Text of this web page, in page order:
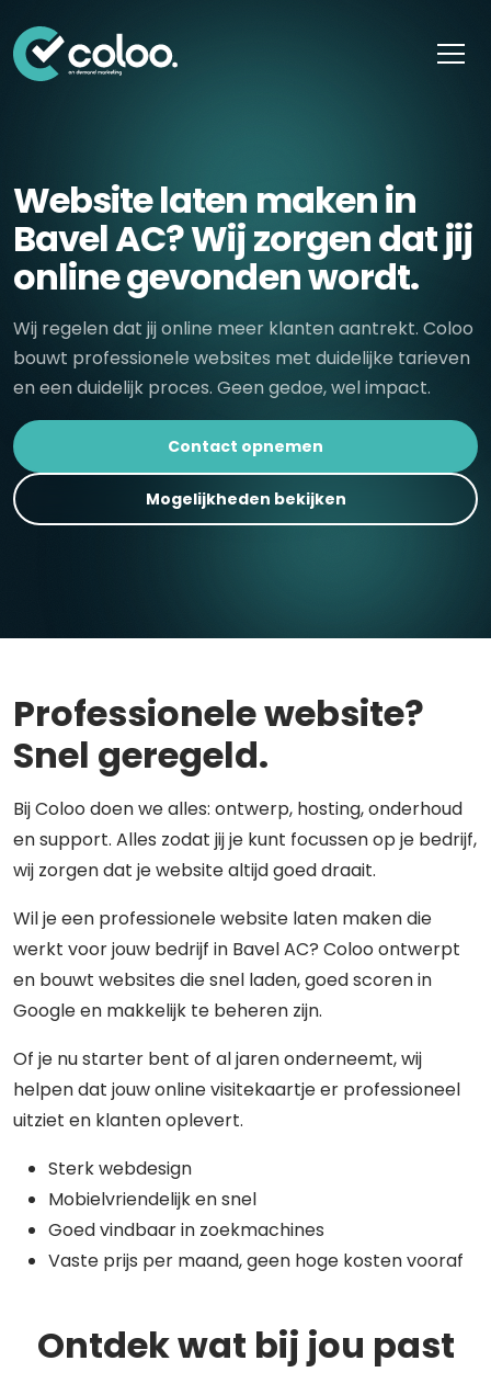
Website laten maken in
Bavel AC? Wij zorgen dat jij
online gevonden wordt.
Wij regelen dat jij online meer klanten aantrekt. Coloo
bouwt professionele websites met duidelijke tarieven
en een duidelijk proces. Geen gedoe, wel impact.
Contact opnemen
Mogelijkheden bekijken
Professionele website?
Snel geregeld.
Bij Coloo doen we alles: ontwerp, hosting, onderhoud
en support. Alles zodat jij je kunt focussen op je bedrijf,
wij zorgen dat je website altijd goed draait.
Wil je een professionele website laten maken die
werkt voor jouw bedrijf in Bavel AC? Coloo ontwerpt
en bouwt websites die snel laden, goed scoren in
Google en makkelijk te beheren zijn.
Of je nu starter bent of al jaren onderneemt, wij
helpen dat jouw online visitekaartje er professioneel
uitziet en klanten oplevert.
Sterk webdesign
Mobielvriendelijk en snel
Goed vindbaar in zoekmachines
Vaste prijs per maand, geen hoge kosten vooraf
Ontdek wat bij jou past